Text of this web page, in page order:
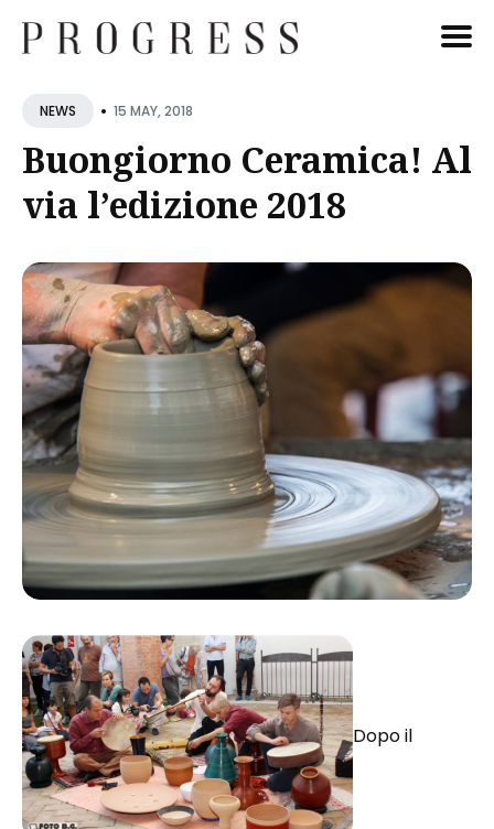
Cerca
NEWS • 15 MAY, 2018
Buongiorno Ceramica! Al
via l’edizione 2018
Dopo il